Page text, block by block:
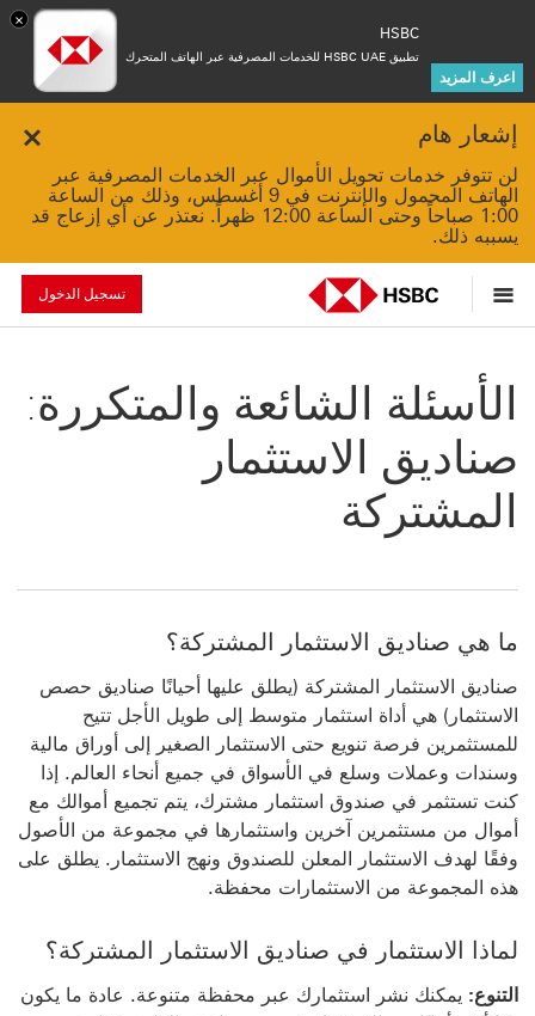
×
HSBC
تطبيق HSBC UAE للخدمات المصرفية عبر الهاتف المتحرك
اعرف المزيد
إشعار هام
Close
لن تتوفر خدمات تحويل الأموال عبر الخدمات المصرفية عبر
الهاتف المحمول والإنترنت في 9 أغسطس، وذلك من الساعة
1:00 صباحاً وحتى الساعة 12:00 ظهراً. نعتذر عن أي إزعاج قد
يسببه ذلك.
تسجيل الدخول
الأسئلة الشائعة والمتكررة:
صناديق الاستثمار
المشتركة
ما هي صناديق الاستثمار المشتركة؟
صناديق الاستثمار المشتركة (يطلق عليها أحيانًا صناديق حصص
الاستثمار) هي أداة استثمار متوسط إلى طويل الأجل تتيح
للمستثمرين فرصة تنويع حتى الاستثمار الصغير إلى أوراق مالية
وسندات وعملات وسلع في الأسواق في جميع أنحاء العالم. إذا
كنت تستثمر في صندوق استثمار مشترك، يتم تجميع أموالك مع
أموال من مستثمرين آخرين واستثمارها في مجموعة من الأصول
وفقًا لهدف الاستثمار المعلن للصندوق ونهج الاستثمار. يطلق على
هذه المجموعة من الاستثمارات محفظة.
لماذا الاستثمار في صناديق الاستثمار المشتركة؟
التنوع: يمكنك نشر استثمارك عبر محفظة متنوعة. عادة ما يكون